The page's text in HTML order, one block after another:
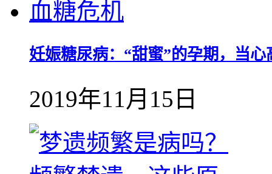
妊娠糖尿病：“甜蜜”的孕期，当心
2019年11月15日